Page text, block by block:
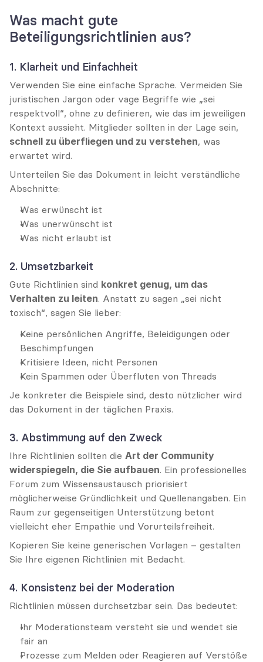
Was macht gute
Beteiligungsrichtlinien aus?
1. Klarheit und Einfachheit
Verwenden Sie eine einfache Sprache. Vermeiden Sie
juristischen Jargon oder vage Begriffe wie „sei
respektvoll“, ohne zu definieren, wie das im jeweiligen
schnell zu überfliegen und zu verstehen, was
erwartet wird.
Unterteilen Sie das Dokument in leicht verständliche
Abschnitte:
Was erwünscht ist
Was unerwünscht ist
Was nicht erlaubt ist
2. Umsetzbarkeit
Gute Richtlinien sind konkret genug, um das
Verhalten zu leiten. Anstatt zu sagen „sei nicht
toxisch“, sagen Sie lieber:
Keine persönlichen Angriffe, Beleidigungen oder
Beschimpfungen
Kritisiere Ideen, nicht Personen
Kein Spammen oder Überfluten von Threads
Je konkreter die Beispiele sind, desto nützlicher wird
das Dokument in der täglichen Praxis.
3. Abstimmung auf den Zweck
Ihre Richtlinien sollten die Art der Community
widerspiegeln, die Sie aufbauen. Ein professionelles
Forum zum Wissensaustausch priorisiert
möglicherweise Gründlichkeit und Quellenangaben. Ein
Raum zur gegenseitigen Unterstützung betont
vielleicht eher Empathie und Vorurteilsfreiheit.
Kopieren Sie keine generischen Vorlagen – gestalten
Sie Ihre eigenen Richtlinien mit Bedacht.
4. Konsistenz bei der Moderation
Richtlinien müssen durchsetzbar sein. Das bedeutet:
Ihr Moderationsteam versteht sie und wendet sie
fair an
Prozesse zum Melden oder Reagieren auf Verstöße